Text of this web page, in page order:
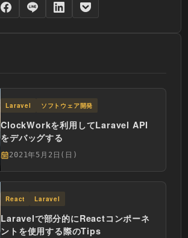
Laravel ソフトウェア開発
ClockWorkを利用してLaravel API
をデバッグする
2021年5月2日(日)
React Laravel
Laravelで部分的にReactコンポーネ
ントを使用する際のTips